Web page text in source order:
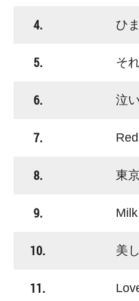
4. ひま
5. それが
6. 泣いた
7.
8. 東
9. Milk
10. 美し
11. Love